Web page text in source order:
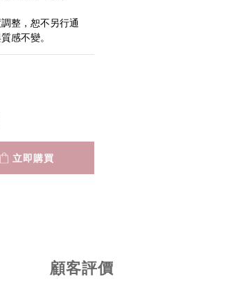
整，恕不另行通
感不變。
立即購買
顧客評價